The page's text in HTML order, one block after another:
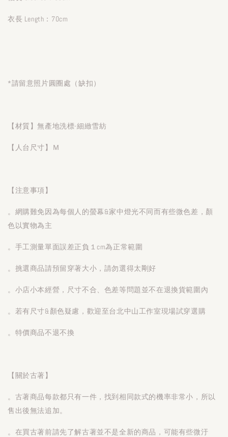
衣長 Length：70cm
*請留意照片圓圈處（缺扣）
【材質】無產地洗標-細緻雪紡
【人台尺寸】Ｍ
【注意事項】
。網購難免因為每個人的螢幕&家中燈光不同而有些微色差，顏
色以實物為主
。手工測量單面誤差正負１cm為正常範圍
。挑選商品請預留穿著大小，請勿選得太剛好
。小店小本經營，尺寸不合、色差等問題並不在退換貨範圍內
。若有尺寸&顏色疑慮，歡迎至台北中山工作室現場試穿選購
。特價商品不退不換
【關於古著】
。古著商品每款都只有一件，找到相同款式的機率非常小，所以
售出後無法追加。
。在買古著前請先了解古著並不是全新的商品，可能有些微汙